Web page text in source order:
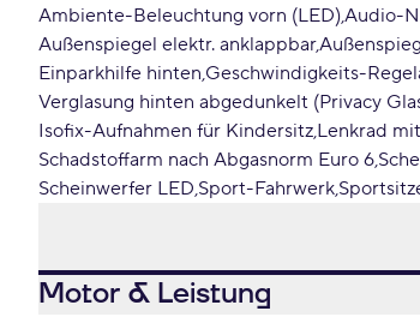
Ambiente-Beleuchtung vorn (LED)Audio-
Außenspiegel elektr. anklappbar
Einparkhilfe hinten Geschwindigkeits-
Verglasung hinten abgedunkelt (Privacy
Isofix-Aufnahmen für Kindersitz Lenkrad
Schadstoffarm nach Abgasnorm Euro 6
Scheinwerfer LED Sport-Fahrwerk
Motor & Leistung